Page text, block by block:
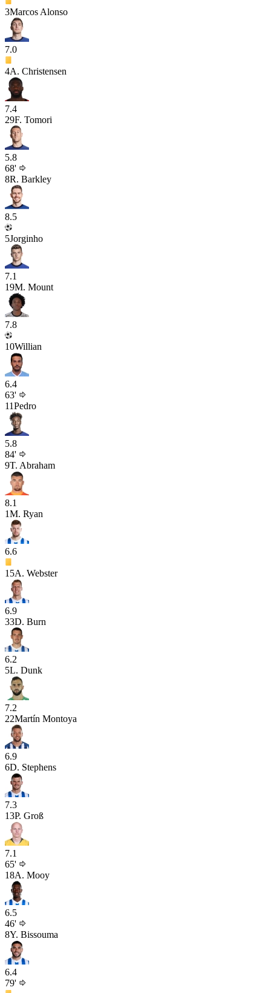
3Marcos Alonso
7.0
4A. Christensen
7.4
29F. Tomori
5.8
68'
8R. Barkley
8.5
5Jorginho
7.1
19M. Mount
7.8
10Willian
6.4
63'
11Pedro
5.8
84'
9T. Abraham
8.1
1M. Ryan
6.6
15A. Webster
6.9
33D. Burn
6.2
5L. Dunk
7.2
22Martín Montoya
6.9
6D. Stephens
7.3
13P. Groß
7.1
65'
18A. Mooy
6.5
46'
8Y. Bissouma
6.4
79'